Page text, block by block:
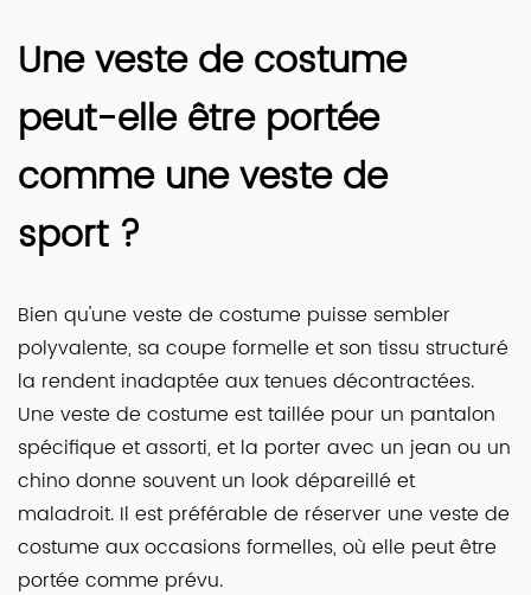
Une veste de costume
peut-elle être portée
comme une veste de
sport ?
Bien qu'une veste de costume puisse sembler
polyvalente, sa coupe formelle et son tissu structuré
la rendent inadaptée aux tenues décontractées.
Une veste de costume est taillée pour un pantalon
spécifique et assorti, et la porter avec un jean ou un
chino donne souvent un look dépareillé et
maladroit. Il est préférable de réserver une veste de
costume aux occasions formelles, où elle peut être
portée comme prévu.